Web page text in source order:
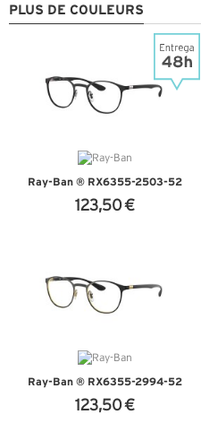
PLUS DE COULEURS
Ray-Ban ® RX6355-2503-52
123,50 €
Ray-Ban ® RX6355-2994-52
123,50 €